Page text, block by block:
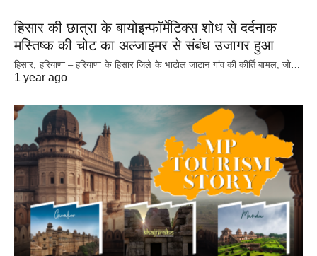
हिसार की छात्रा के बायोइन्फॉर्मेटिक्स शोध से दर्दनाक
मस्तिष्क की चोट का अल्जाइमर से संबंध उजागर हुआ
हिसार, हरियाणा – हरियाणा के हिसार जिले के भाटोल जाटान गांव की कीर्ति बामल, जो…
1 year ago